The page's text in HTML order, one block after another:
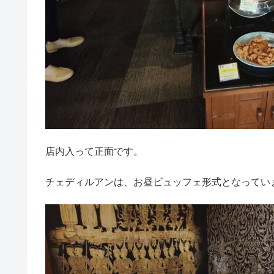
店内入って正面です。
チェディルアンは、お昼ビュッフェ形式となってい